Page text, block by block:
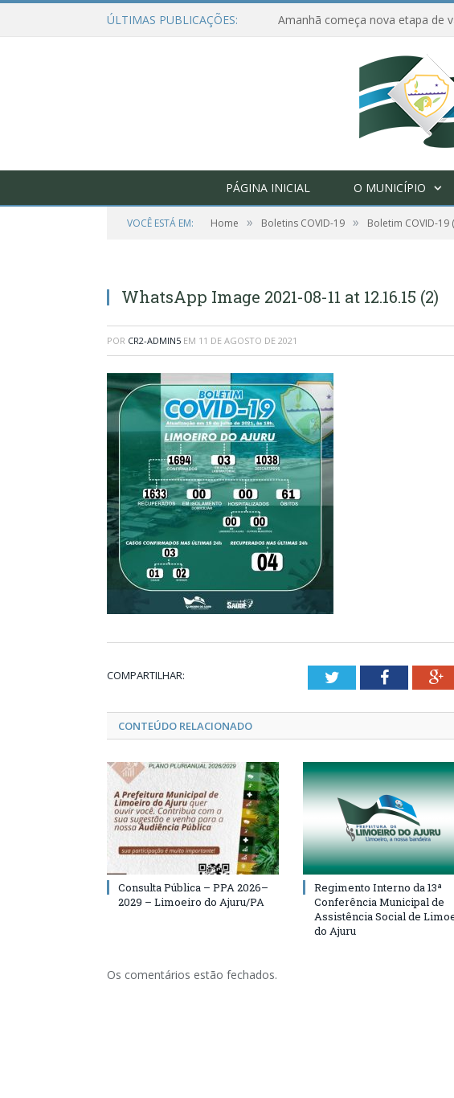
ÚLTIMAS PUBLICAÇÕES:
PÁGINA INICIAL O MUNICÍPIO
VOCÊ ESTÁ EM: Home » Boletins COVID-19 » Boletim COVID-19
WhatsApp Image 2021-08-11 at 12.16.15 (2)
POR CR2-ADMIN5 EM 11 DE AGOSTO DE 2021
COMPARTILHAR: TwitterFacebook
CONTEÚDO RELACIONADO
Consulta Pública – PPA 2026–
2029 – Limoeiro do Ajuru/PA
Regimento Interno da 13ª
Conferência Municipal de
Assistência Social de
do Ajuru
Os comentários estão fechados.